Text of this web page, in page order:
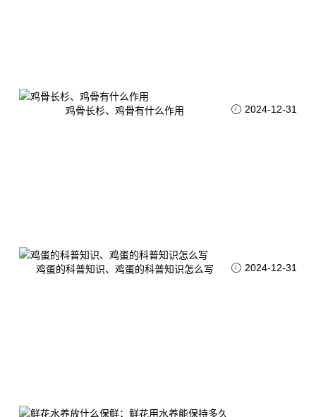
鸡骨长杉、鸡骨有什么作用 2024-12-31
鸡蛋的科普知识、鸡蛋的科普知识怎么写 2024-12-31